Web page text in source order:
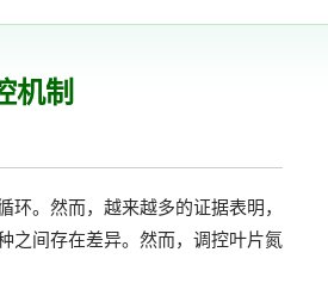
机制
。然而，越来越多的证据表明，
之间存在差异。然而，调控叶片氮